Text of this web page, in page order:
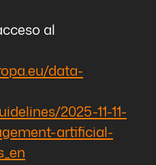
al
data-
2025-11-11-
artificial-